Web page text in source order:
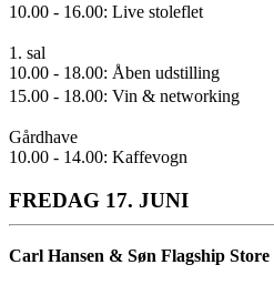
10.00 - 16.00: Live stoleflet
1. sal
10.00 - 18.00: Åben udstilling
15.00 - 18.00: Vin & networking
Gårdhave
10.00 - 14.00: Kaffevogn
FREDAG 17. JUNI
Carl Hansen & Søn Flagship Store